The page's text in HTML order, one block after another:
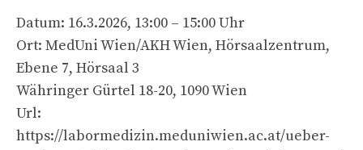
Datum: 16.3.2026, 13:00 – 15:00 Uhr
Ort: MedUni Wien/AKH Wien, Hörsaalzentrum,
Ebene 7, Hörsaal 3
Währinger Gürtel 18-20, 1090 Wien
Url:
https://labormedizin.meduniwien.ac.at/ueber-